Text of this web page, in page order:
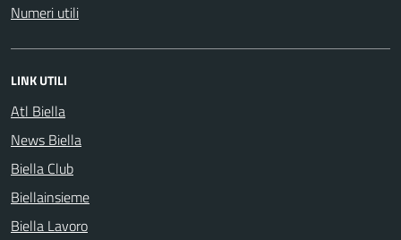
Numeri utili
LINK UTILI
Atl Biella
News Biella
Biella Club
Biellainsieme
Biella Lavoro